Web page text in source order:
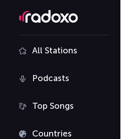
All Stations
Podcasts
Top Songs
Countries